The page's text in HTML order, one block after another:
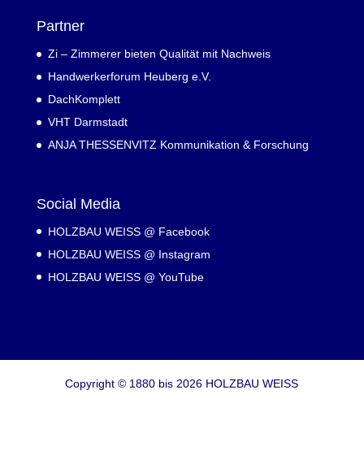
Partner
Zi – Zimmerer bieten Qualität mit Nachweis
Handwerkerforum Heuberg e.V.
DachKomplett
VHT Darmstadt
ANJA THESSENVITZ Kommunikation & Forschung
Social Media
HOLZBAU WEISS @ Facebook
HOLZBAU WEISS @ Instagram
HOLZBAU WEISS @ YouTube
Copyright © 1880 bis 2026 HOLZBAU WEISS